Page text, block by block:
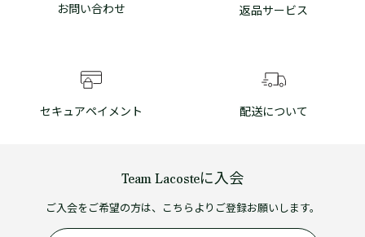
お問い合わせ 返品サービス
セキュアペイメント 配送について
Team Lacosteに入会
ご入会をご希望の方は、こちらよりご登録お願いします。